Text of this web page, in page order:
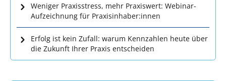
Weniger Praxisstress, mehr Praxiswert: Webinar-
Aufzeichnung für Praxisinhaber:innen
Erfolg ist kein Zufall: warum Kennzahlen heute über
die Zukunft Ihrer Praxis entscheiden